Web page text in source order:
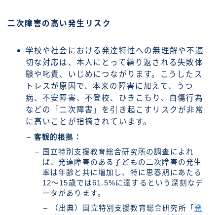
二次障害の高い発生リスク
学校や社会における発達特性への無理解や不適
切な対応は、本人にとって繰り返される失敗体
験や叱責、いじめにつながります。こうしたス
トレスが原因で、本来の障害に加えて、うつ
病、不安障害、不登校、ひきこもり、自傷行為
などの「二次障害」を引き起こすリスクが非常
に高いことが指摘されています。
客観的根拠：
国立特別支援教育総合研究所の調査によれ
ば、発達障害のある子どもの二次障害の発生
率は年齢と共に増加し、特に思春期にあたる
12〜15歳では61.5%に達するという深刻なデ
ータがあります。
（出典）国立特別支援教育総合研究所「発